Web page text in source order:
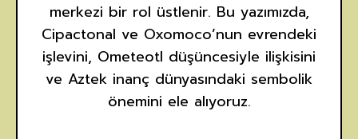
merkezi bir rol üstlenir. Bu yazımızda,
Cipactonal ve Oxomoco’nun evrendeki
işlevini, Ometeotl düşüncesiyle ilişkisini
ve Aztek inanç dünyasındaki sembolik
önemini ele alıyoruz.